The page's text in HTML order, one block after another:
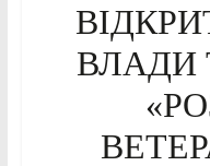
ВЛАДИ